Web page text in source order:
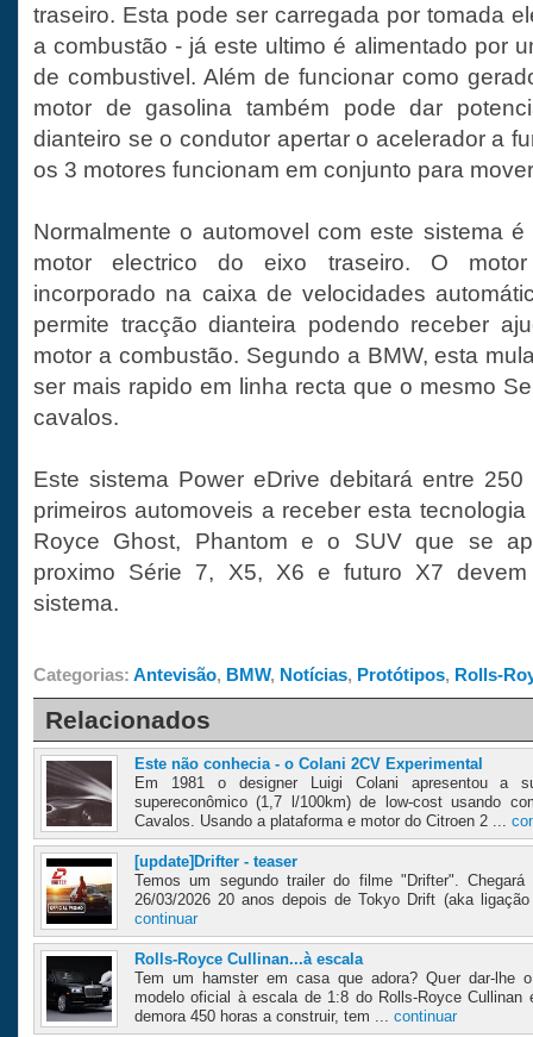
traseiro. Esta pode ser carregada por tomada
a combustão - já este ultimo é alimentado por
de combustivel. Além de funcionar como
motor de gasolina também pode dar
dianteiro se o condutor apertar o acelerador a
os 3 motores funcionam em conjunto para
Normalmente o automovel com este sistema
motor electrico do eixo traseiro. O motor
incorporado na caixa de velocidades
permite tracção dianteira podendo receber
motor a combustão. Segundo a BMW, esta
ser mais rapido em linha recta que o mesmo
cavalos.
Este sistema Power eDrive debitará entre
primeiros automoveis a receber esta
Royce Ghost, Phantom e o SUV que se
proximo Série 7, X5, X6 e futuro X7
sistema.
Categorias: Antevisão, BMW, Notícias, Protótipos, Rolls-
Relacionados
Este não conhecia - o Colani 2CV Experimental
Em 1981 o designer Luigi Colani apresentou a
supereconômico (1,7 l/100km) de low-cost usando
Cavalos. Usando a plataforma e motor do Citroen 2 ...
[update]Drifter - teaser
Temos um segundo trailer do filme "Drifter".
26/03/2026 20 anos depois de Tokyo Drift (aka
continuar
Rolls-Royce Cullinan...à escala
Tem um hamster em casa que adora? Quer dar-lhe
modelo oficial à escala de 1:8 do Rolls-Royce
demora 450 horas a construir, tem ... continuar